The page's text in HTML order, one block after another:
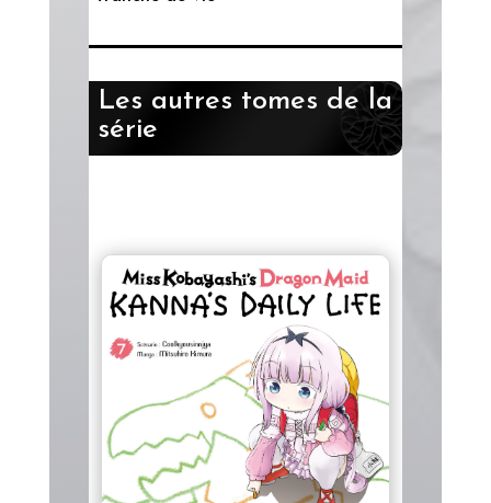
Les autres tomes de la
série